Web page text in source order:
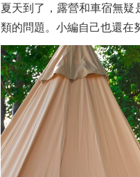
夏天到了，露營和車宿無
類的問題。小編自己也還在